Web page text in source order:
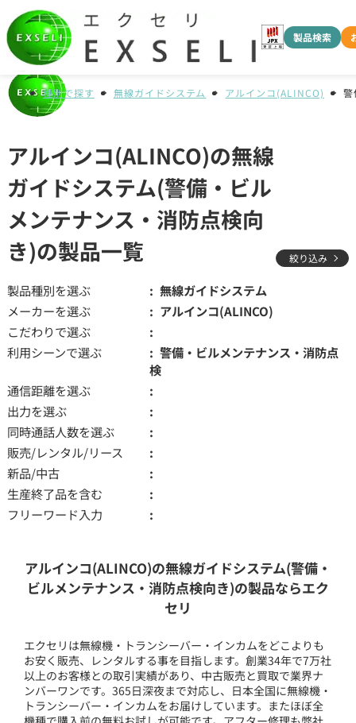
製品検索
種別で探す 無線ガイドシステム アルインコ(ALINCO) 警
アルインコ(ALINCO)の無線
ガイドシステム(警備・ビル
メンテナンス・消防点検向
き)の製品一覧
絞り込み
製品種別を選ぶ
無線ガイドシステム
メーカーを選ぶ
アルインコ(ALINCO)
こだわりで選ぶ
利用シーンで選ぶ
警備・ビルメンテナンス・消防点
検
通信距離を選ぶ
出力を選ぶ
同時通話人数を選ぶ
販売/レンタル/リース
新品/中古
生産終了品を含む
フリーワード入力
アルインコ(ALINCO)の無線ガイドシステム(警備・
ビルメンテナンス・消防点検向き)の製品ならエク
セリ
エクセリは無線機・トランシーバー・インカムをどこよりも
お安く販売、レンタルする事を目指します。創業34年で7万社
以上のお客様との取引実績があり、中古販売と買取で業界ナ
ンバーワンです。365日深夜まで対応し、日本全国に無線機・
トランシーバー・インカムをお届けしています。またほぼ全